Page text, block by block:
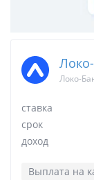
Локо-
ставка
срок
доход
Выплата на